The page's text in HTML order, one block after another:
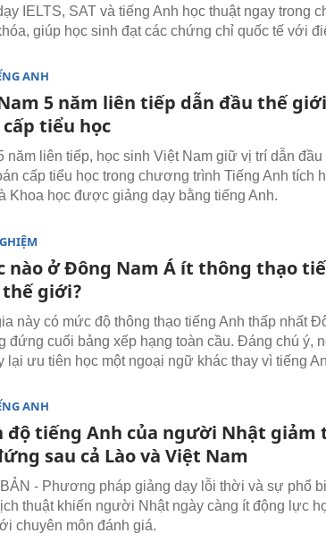
IELTS, SAT và tiếng Anh học thuật ngay trong
giúp học sinh đạt các chứng chỉ quốc tế với
ANH
5 năm liên tiếp dẫn đầu thế
cấp tiểu học
năm liên tiếp, học sinh Việt Nam giữ vị trí dẫn
cấp tiểu học trong chương trình Tiếng Anh tích
Khoa học được giảng dạy bằng tiếng Anh.
nào ở Đông Nam Á ít thông thạo
giới?
này có mức độ thông thạo tiếng Anh thấp nhất
đứng cuối bảng xếp hạng toàn cầu. Đáng chú ý,
lại ưu tiên học một ngoại ngữ khác thay vì tiếng
ANH
độ tiếng Anh của người Nhật giảm
sau cả Lào và Việt Nam
- Phương pháp giảng dạy lỗi thời và sự phổ
thuật khiến người Nhật ngày càng ít động lực
chuyên môn đánh giá.